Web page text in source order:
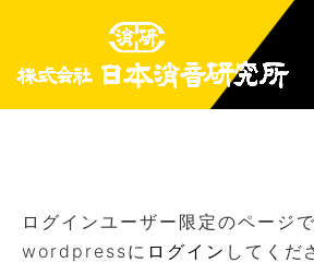
ログインユーザー限定のページで
wordpressに ログイン してくだ